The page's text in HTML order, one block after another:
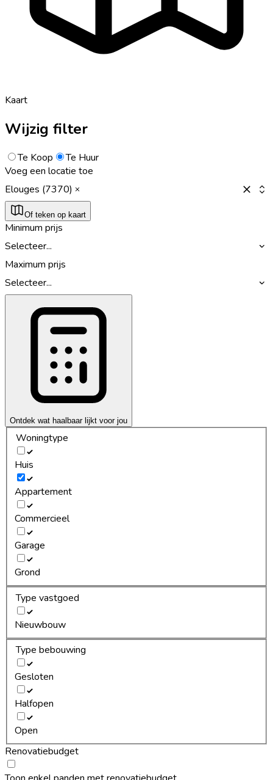
Kaart
Wijzig filter
Te Koop
Te Huur
Voeg een locatie toe
Elouges (7370)
Of teken op kaart
Minimum prijs
Selecteer...
Maximum prijs
Selecteer...
Ontdek wat haalbaar lijkt voor jou
Woningtype
Huis
Appartement
Commercieel
Garage
Grond
Type vastgoed
Nieuwbouw
Type bebouwing
Gesloten
Halfopen
Open
Renovatiebudget